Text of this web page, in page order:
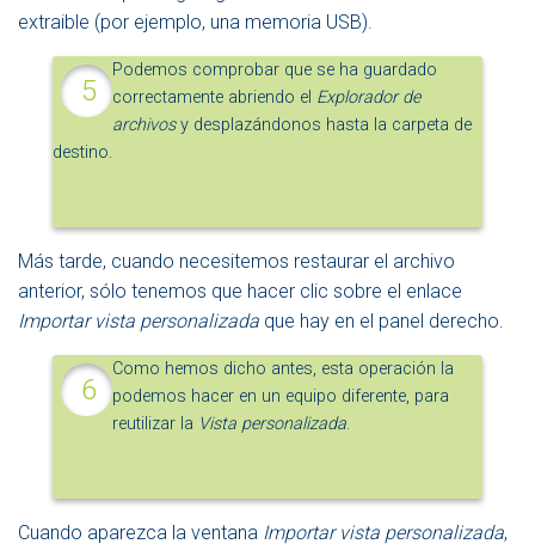
extraible (por ejemplo, una memoria USB).
Podemos comprobar que se ha guardado
correctamente abriendo el Explorador de
archivosy desplazándonos hasta la carpeta de
destino.
Más tarde, cuando necesitemos restaurar el archivo
anterior, sólo tenemos que hacer clic sobre el enlace
Importar vista personalizada que hay en el panel derecho.
Como hemos dicho antes, esta operación la
podemos hacer en un equipo diferente, para
reutilizar la Vista personalizada.
Cuando aparezca la ventana Importar vista personalizada,